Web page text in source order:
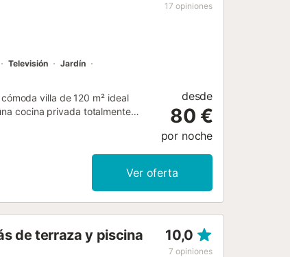
17 opiniones
Televisión
Jardín
villa de 120 m² ideal
cocina privada totalmente
calefacción en el salón y
exterior para disfrutar de
ducha exterior y una barbacoa
permite un fácil acceso a las
en la propiedad. Tened en
desde
80 €
por noche
Ver oferta
de terraza y piscina 10,0
7 opiniones